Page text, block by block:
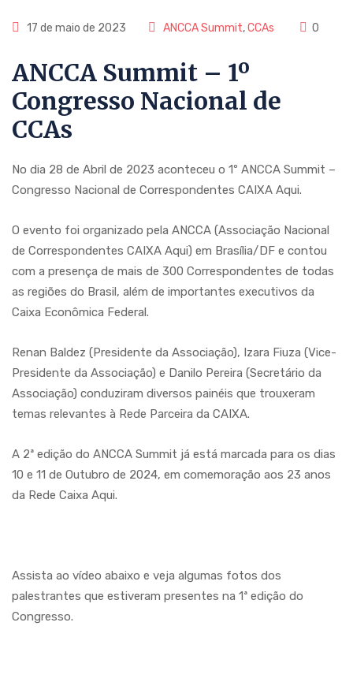
17 de maio de 2023 ANCCA Summit,CCAs 0
ANCCA Summit – 1º
Congresso Nacional de
CCAs
No dia 28 de Abril de 2023 aconteceu o 1º ANCCA Summit –
Congresso Nacional de Correspondentes CAIXA Aqui.
O evento foi organizado pela ANCCA (Associação Nacional
de Correspondentes CAIXA Aqui) em Brasília/DF e contou
com a presença de mais de 300 Correspondentes de todas
as regiões do Brasil, além de importantes executivos da
Caixa Econômica Federal.
Renan Baldez (Presidente da Associação), Izara Fiuza (Vice-
Presidente da Associação) e Danilo Pereira (Secretário da
Associação) conduziram diversos painéis que trouxeram
temas relevantes à Rede Parceira da CAIXA.
A 2ª edição do ANCCA Summit já está marcada para os dias
10 e 11 de Outubro de 2024, em comemoração aos 23 anos
da Rede Caixa Aqui.
Assista ao vídeo abaixo e veja algumas fotos dos
palestrantes que estiveram presentes na 1ª edição do
Congresso.